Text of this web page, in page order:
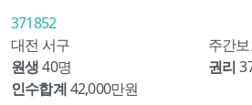
371852
대전 서구
주간
원생 40명 권리
인수합계42,000만원